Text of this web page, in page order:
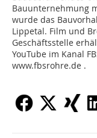
Bauunternehmung
wurde das
Lippetal. Film und
Geschäftsstelle
YouTube im Kanal
www.fbsrohre.de .